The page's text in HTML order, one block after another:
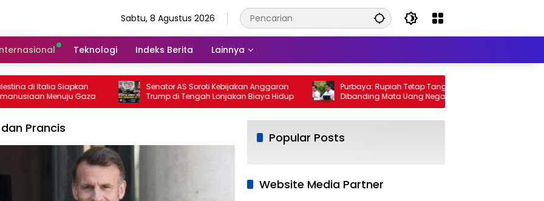
Sabtu, 8 Agustus 2026
Teknologi Indeks Berita Lainnya
di Italia Siapkan
Menuju Gaza
Senator AS Soroti Kebijakan Anggaran
Trump di Tengah Lonjakan Biaya Hidup
Purbaya: Rupiah Tetap Tangguh
Dibanding Mata Uang Negara Lain
Prancis
Popular Posts
Website Media Partner